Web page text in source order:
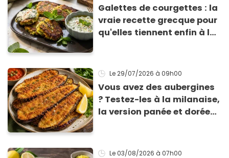
Galettes de courgettes : la
vraie recette grecque pour
qu'elles tiennent enfin à la
Le 29/07/2026 à 09h00
Vous avez des aubergines
? Testez-les à la milanaise,
la version panée et dorée
Le 03/08/2026 à 07h00